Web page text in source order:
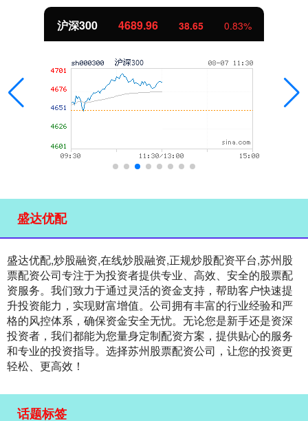
沪深300 4689.96 38.65 0.83%
盛达优配
盛达优配,炒股融资,在线炒股融资,正规炒股配资平台,苏州股
票配资公司专注于为投资者提供专业、高效、安全的股票配
资服务。我们致力于通过灵活的资金支持，帮助客户快速提
升投资能力，实现财富增值。公司拥有丰富的行业经验和严
格的风控体系，确保资金安全无忧。无论您是新手还是资深
投资者，我们都能为您量身定制配资方案，提供贴心的服务
和专业的投资指导。选择苏州股票配资公司，让您的投资更
轻松、更高效！
话题标签